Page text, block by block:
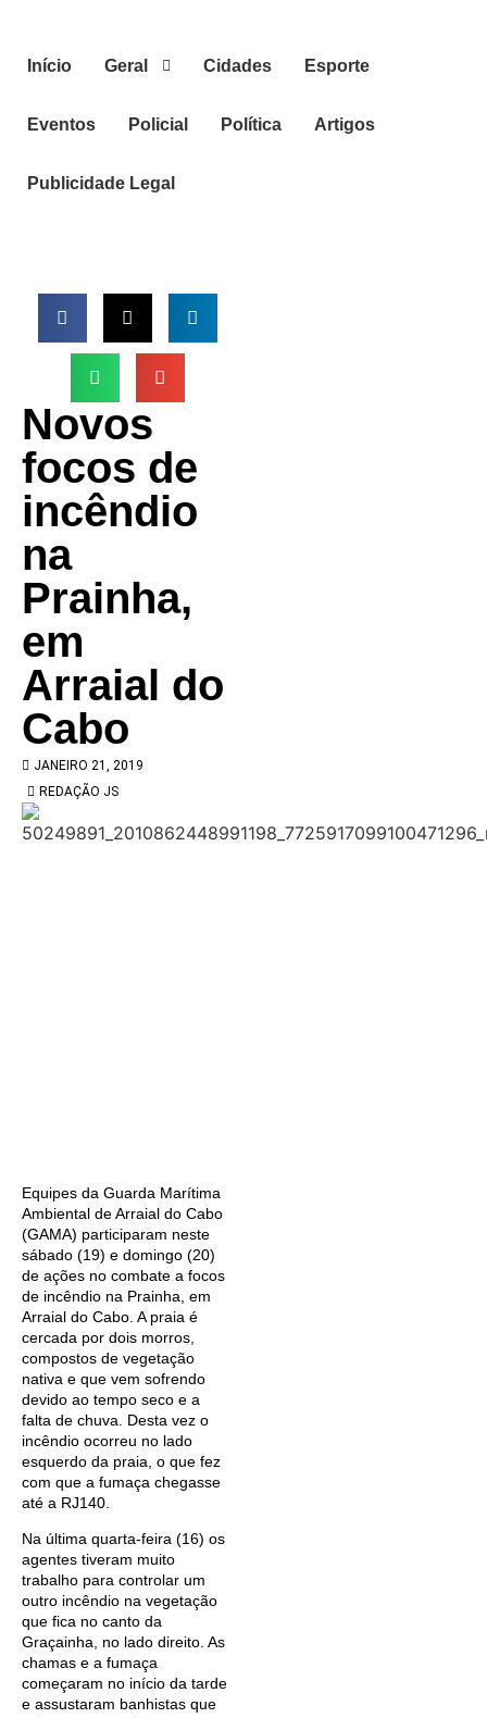
Início Geral Cidades Esporte
Eventos Policial Política Artigos
Publicidade Legal
Novos
focos de
incêndio
na
Prainha,
em
Arraial do
Cabo
JANEIRO 21, 2019
REDAÇÃO JS
Equipes da Guarda Marítima
Ambiental de Arraial do Cabo
(GAMA) participaram neste
sábado (19) e domingo (20)
de ações no combate a focos
de incêndio na Prainha, em
Arraial do Cabo. A praia é
cercada por dois morros,
compostos de vegetação
nativa e que vem sofrendo
devido ao tempo seco e a
falta de chuva. Desta vez o
incêndio ocorreu no lado
esquerdo da praia, o que fez
com que a fumaça chegasse
até a RJ140.
Na última quarta-feira (16) os
agentes tiveram muito
trabalho para controlar um
outro incêndio na vegetação
que fica no canto da
Graçainha, no lado direito. As
chamas e a fumaça
começaram no início da tarde
e assustaram banhistas que